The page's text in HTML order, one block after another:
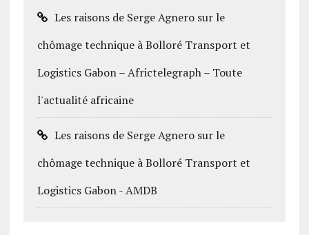
Les raisons de Serge Agnero sur le
chômage technique à Bolloré Transport et
Logistics Gabon – Africtelegraph – Toute
l'actualité africaine
Les raisons de Serge Agnero sur le
chômage technique à Bolloré Transport et
Logistics Gabon - AMDB